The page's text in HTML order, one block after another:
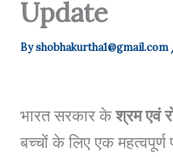
Update
Byshobhakurtha1@gmail.com
भारत सरकार केश्रम एवं
बच्चों के लिए एक